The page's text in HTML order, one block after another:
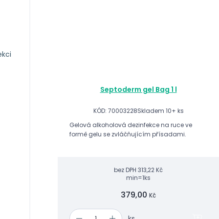
Septoderm gel Bag 1 l
KÓD: 70003228Skladem 10+ ks
Gelová alkoholová dezinfekce na ruce ve
formě gelu se zvláčňujícím přísadami.
bez DPH 313,22 Kč
min=1ks
379,00 Kč